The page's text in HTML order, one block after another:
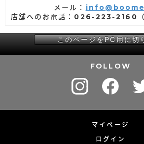
メール：
店舗へのお電話：026-223-2160
FOLLOW
マイページ
ログイン
このページをPC用に切